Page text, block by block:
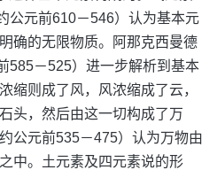
公元前610－546）认为基本元
确的无限物质。阿那克西曼德
585－525）进一步解析到基本
缩则成了风，风浓缩成了云，
头，然后由这一切构成了万
公元前535－475）认为万物由
中。土元素及四元素说的形